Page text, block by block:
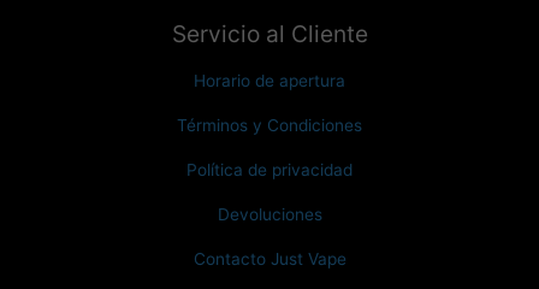
Servicio al Cliente
Horario de apertura
Términos y Condiciones
Política de privacidad
Devoluciones
Contacto Just Vape